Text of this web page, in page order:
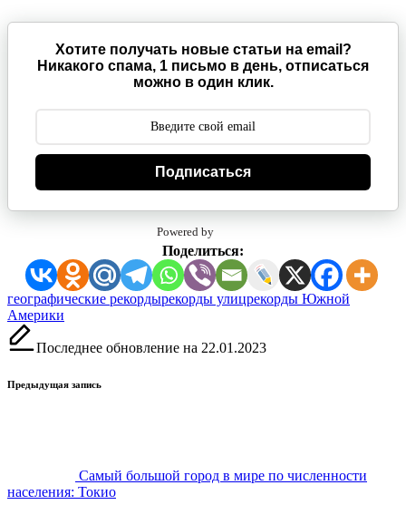
Хотите получать новые статьи на email?
Никакого спама, 1 письмо в день, отписаться
можно в один клик.
Подписаться
Powered by
Поделиться:
Метки:
географические рекордырекорды улицрекорды Южной
Америки
Последнее обновление на 22.01.2023
Навигация
Предыдущая запись
Самый большой город в мире по численности
населения: Токио